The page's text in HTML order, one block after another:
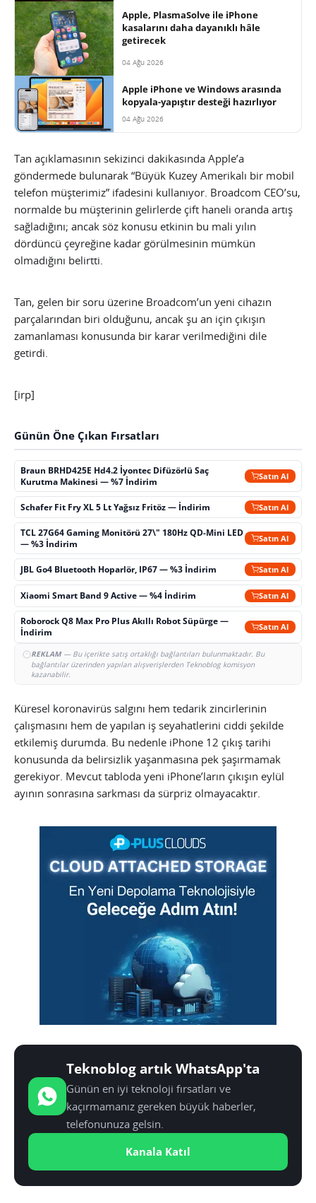
Apple, PlasmaSolve ile iPhone
kasalarını daha dayanıklı hâle
getirecek
04 Ağu 2026
Apple iPhone ve Windows arasında
kopyala-yapıştır desteği hazırlıyor
04 Ağu 2026
Tan açıklamasının sekizinci dakikasında Apple’a
göndermede bulunarak “Büyük Kuzey Amerikalı bir mobil
telefon müşterimiz” ifadesini kullanıyor. Broadcom CEO’su,
normalde bu müşterinin gelirlerde çift haneli oranda artış
sağladığını; ancak söz konusu etkinin bu mali yılın
dördüncü çeyreğine kadar görülmesinin mümkün
olmadığını belirtti.
Tan, gelen bir soru üzerine Broadcom’un yeni cihazın
parçalarından biri olduğunu, ancak şu an için çıkışın
zamanlaması konusunda bir karar verilmediğini dile
getirdi.
[irp]
Günün Öne Çıkan Fırsatları
Braun BRHD425E Hd4.2 İyontec Difüzörlü Saç
Kurutma Makinesi — %7 İndirim
Satın Al
Schafer Fit Fry XL 5 Lt Yağsız Fritöz — İndirim Satın Al
TCL 27G64 Gaming Monitörü 27\" 180Hz QD-Mini LED
— %3 İndirim
Satın Al
JBL Go4 Bluetooth Hoparlör, IP67 — %3 İndirim Satın Al
Xiaomi Smart Band 9 Active — %4 İndirim Satın Al
Roborock Q8 Max Pro Plus Akıllı Robot Süpürge —
İndirim
Satın Al
REKLAM— Bu içerikte satış ortaklığı bağlantıları bulunmaktadır. Bu
bağlantılar üzerinden yapılan alışverişlerden Teknoblog komisyon
kazanabilir.
Küresel koronavirüs salgını hem tedarik zincirlerinin
çalışmasını hem de yapılan iş seyahatlerini ciddi şekilde
etkilemiş durumda. Bu nedenle iPhone 12 çıkış tarihi
konusunda da belirsizlik yaşanmasına pek şaşırmamak
gerekiyor. Mevcut tabloda yeni iPhone’ların çıkışın eylül
ayının sonrasına sarkması da sürpriz olmayacaktır.
Teknoblog artık WhatsApp'ta
Günün en iyi teknoloji fırsatları ve
kaçırmamanız gereken büyük haberler,
telefonunuza gelsin.
Kanala Katıl